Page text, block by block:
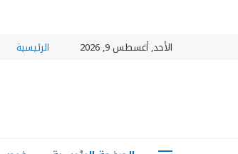
الأحد, أغسطس 9, 2026 الرئيسية